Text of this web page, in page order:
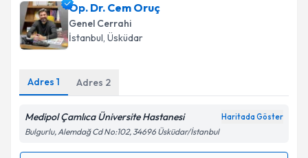
Op. Dr. Cem Oruç
Genel Cerrahi
İstanbul, Üsküdar
Adres 1 Adres 2
Medipol Çamlıca Üniversite Hastanesi Haritada Göster
Bulgurlu, Alemdağ Cd No:102, 34696 Üsküdar/İstanbul